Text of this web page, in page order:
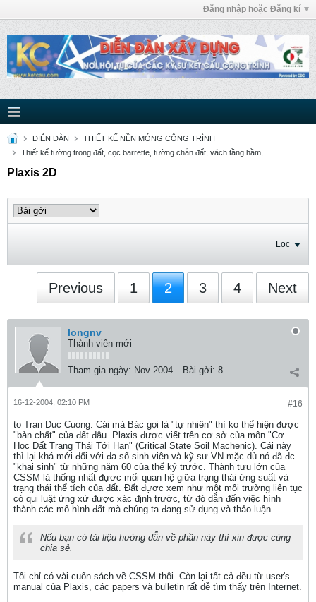
Đăng nhập hoặc Đăng kí
DIỄN ĐÀN
THIẾT KẾ NỀN MÓNG CÔNG TRÌNH
Thiết kế tường trong đất, cọc barrette, tường chắn đất, vách tầng hầm,..
Plaxis 2D
Lọc
Previous 1 2 3 4 Next
longnv
Thành viên mới
Tham gia ngày: Nov 2004 Bài gởi: 8
#16
16-12-2004, 02:10 PM
to Tran Duc Cuong: Cái mà Bác gọi là "tự nhiên" thì ko thể hiện được
"bản chất" của đất đâu. Plaxis được viết trên cơ sở của môn "Cơ
Học Đất Trạng Thái Tới Hạn" (Critical State Soil Machenic). Cái này
thì lại khá mới đối với đa số sinh viên và kỹ sư VN mặc dù nó đã đc
"khai sinh" từ những năm 60 của thế kỷ trước. Thành tựu lớn của
CSSM là thống nhất đựơc mối quan hệ giữa trạng thái ứng suất và
trạng thái thể tích của đất. Đất đựơc xem như một môi trường liên tục
có qui luật ứng xử được xác định trước, từ đó dẫn đến việc hình
thành các mô hình đất mà chúng ta đang sử dụng và thảo luận.
Nếu bạn có tài liệu hướng dẫn về phần này thì xin được cùng
chia sẻ.
Tôi chỉ có vài cuốn sách về CSSM thôi. Còn lại tất cả đều từ user's
manual của Plaxis, các papers và bulletin rất dễ tìm thấy trên Internet.